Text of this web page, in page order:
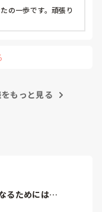
その他の科, ママナー
器外科, 一般病院, 慢性
診
の一歩です。頑張り
もっと見る
るためには…